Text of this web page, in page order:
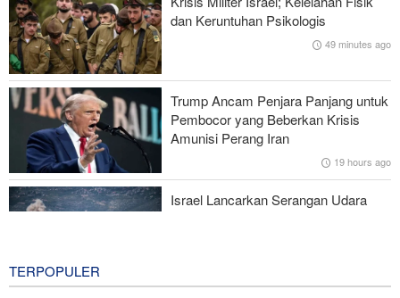
Pertambangan
National Interest: AS Ketinggalan Zaman dalam Pertempuran
Drone—Strategi Kompensasi Ketiga Gagal di Hormuz!
Brigjen Akrami Nia: Artesh dalam Kondisi Siaga Penuh
Foreign Policy: Riyadh Terjepit di Antara Iran dan Ansarullah,
Kebijakan Ini Gagal
dan Keruntuhan Psikologis
49 minutes ago
Trump Ancam Penjara Panjang untuk
Pembocor yang Beberkan Krisis
Amunisi Perang Iran
19 hours ago
Israel Lancarkan Serangan Udara
TERPOPULER